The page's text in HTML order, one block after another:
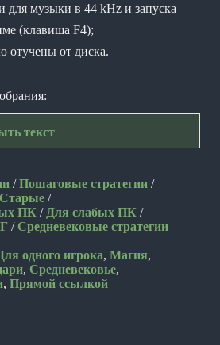
для музыки в 44 kHz и запуска
(клавиша F4);
отучены от диска.
текст
/Пошаговые стратегии /
Старые /
ПК / Для слабых ПК /
/Средневековые стратегии
одного игрока, Магия,
, Средневековье,
, Прямой ссылкой